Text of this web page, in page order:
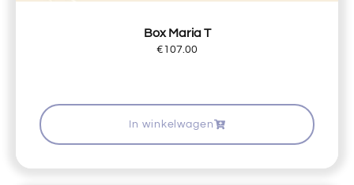
Box Maria T
€107.00
In winkelwagen